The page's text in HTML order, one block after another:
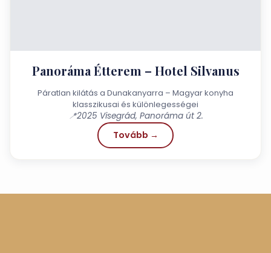
Panoráma Étterem – Hotel Silvanus
Páratlan kilátás a Dunakanyarra – Magyar konyha
klasszikusai és különlegességei
📍2025 Visegrád, Panoráma út 2.
Tovább →